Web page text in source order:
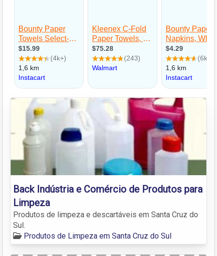
Back Indústria e Comércio de Produtos para
Limpeza
Produtos de limpeza e descartáveis em Santa Cruz do
Sul.
Produtos de Limpeza em Santa Cruz do Sul